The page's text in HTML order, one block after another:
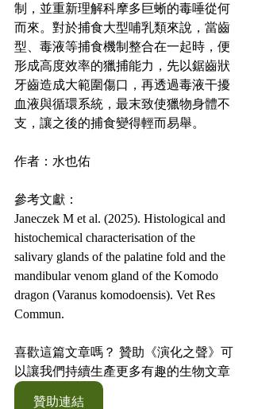
制，並重新理解科摩多巨蜥的毒唾從何
而來。對於捕食大型哺乳類來說，當齒
型、毒液等捕食機制整合在一起時，便
形成高度效率的獵捕能力，先以鋸齒狀
牙齒造成大範圍傷口，再透過毒液干擾
血液與循環系統，最末致使獵物身體不
支，讓之後的捕食變得輕而易舉。
作者：水也佑
參考文獻：
Janeczek M et al. (2025). Histological and
histochemical characterisation of the
salivary glands of the palatine fold and the
mandibular venom gland of the Komodo
dragon (Varanus komodoensis). Vet Res
Commun.
喜歡這篇文章嗎？ 贊助《演化之聲》可
以讓我們持續生產更多有趣的生物文章
贊助連結